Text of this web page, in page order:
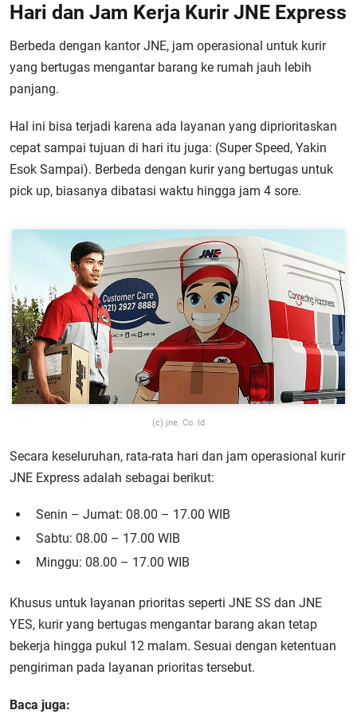
Hari dan Jam Kerja Kurir JNE Express
Berbeda dengan kantor JNE, jam operasional untuk kurir
yang bertugas mengantar barang ke rumah jauh lebih
panjang.
Hal ini bisa terjadi karena ada layanan yang diprioritaskan
cepat sampai tujuan di hari itu juga: (Super Speed, Yakin
Esok Sampai). Berbeda dengan kurir yang bertugas untuk
pick up, biasanya dibatasi waktu hingga jam 4 sore.
(c) jne. Co. Id
Secara keseluruhan, rata-rata hari dan jam operasional kurir
JNE Express adalah sebagai berikut:
Senin – Jumat: 08.00 – 17.00 WIB
Sabtu: 08.00 – 17.00 WIB
Minggu: 08.00 – 17.00 WIB
Khusus untuk layanan prioritas seperti JNE SS dan JNE
YES, kurir yang bertugas mengantar barang akan tetap
bekerja hingga pukul 12 malam. Sesuai dengan ketentuan
pengiriman pada layanan prioritas tersebut.
Baca juga: